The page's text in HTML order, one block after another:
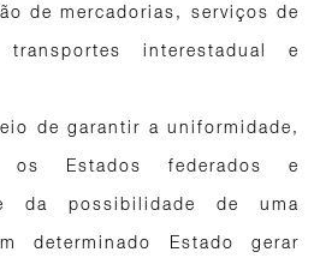
de mercadorias, serviços de
interestadual e
de garantir a uniformidade,
Estados federados e
da possibilidade de uma
determinado Estado gerar